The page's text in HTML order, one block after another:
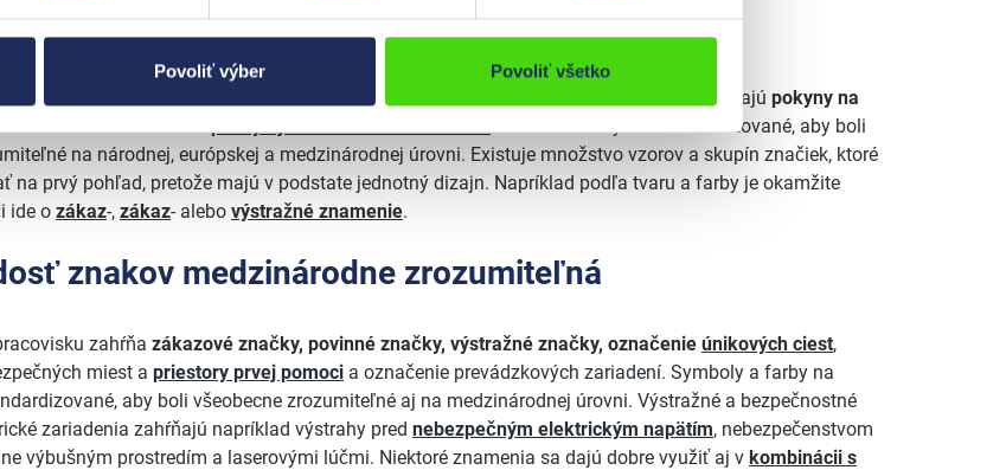
Povoliť výber Povoliť všetko
bezpečnú prevádzku
funkcie v podniku a vo vonkajších priestoroch. Upozorňujú a dávajú pokyny na
osôb a zariadení aposkytujú informácie o zariadení. Mnohé značky sú štandardizované, aby boli
na národnej, európskej a medzinárodnej úrovni. Existuje množstvo vzorov a skupín značiek, ktoré
na prvý pohľad, pretože majú v podstate jednotný dizajn. Napríklad podľa tvaru a farby je okamžite
ide o zákaz-, zákaz- alebo výstražné znamenie.
znakov medzinárodne zrozumiteľná
zahŕňa zákazové značky, povinné značky, výstražné značky, označenie únikových ciest,
miest a priestory prvej pomoci a označenie prevádzkových zariadení. Symboly a farby na
aby boli všeobecne zrozumiteľné aj na medzinárodnej úrovni. Výstražné a bezpečnostné
zariadenia zahŕňajú napríklad výstrahy pred nebezpečným elektrickým napätím, nebezpečenstvom
výbušným prostredím a laserovými lúčmi. Niektoré znamenia sa dajú dobre využiť aj v kombinácii s